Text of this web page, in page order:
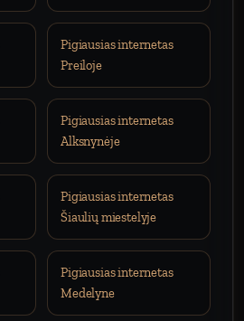
Pigiausias internetas
Preiloje
Pigiausias internetas
Alksnynėje
Pigiausias internetas
Šiaulių miestelyje
Pigiausias internetas
Medelyne